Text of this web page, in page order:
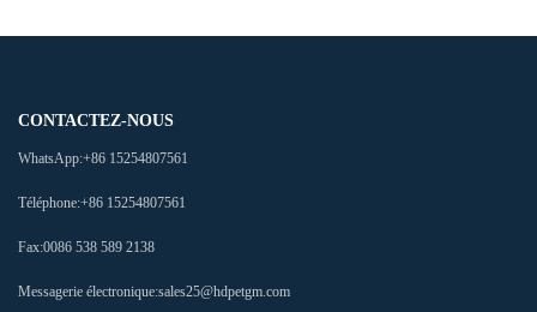
CONTACTEZ-NOUS
WhatsApp:+86 15254807561
Téléphone:+86 15254807561
Fax:0086 538 589 2138
Messagerie électronique:sales25@hdpetgm.com